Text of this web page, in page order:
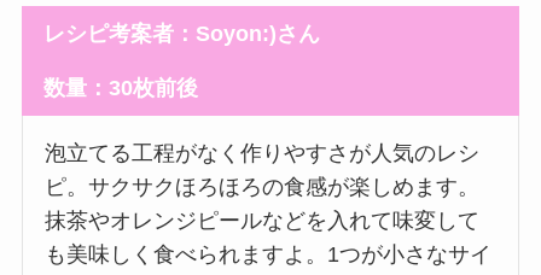
レシピ考案者：Soyon:)さん
数量：30枚前後
泡立てる工程がなく作りやすさが人気のレシ
ピ。サクサクほろほろの食感が楽しめます。
抹茶やオレンジピールなどを入れて味変して
も美味しく食べられますよ。1つが小さなサイ